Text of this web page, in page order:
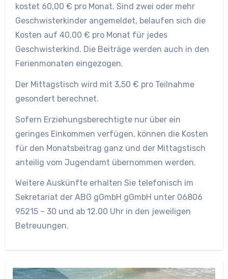
kostet 60,00 € pro Monat. Sind zwei oder mehr
Geschwisterkinder angemeldet, belaufen sich die
Kosten auf 40,00 € pro Monat für jedes
Geschwisterkind. Die Beiträge werden auch in den
Ferienmonaten eingezogen.
Der Mittagstisch wird mit 3,50 € pro Teilnahme
gesondert berechnet.
Sofern Erziehungsberechtigte nur über ein
geringes Einkommen verfügen, können die Kosten
für den Monatsbeitrag ganz und der Mittagstisch
anteilig vom Jugendamt übernommen werden.
Weitere Auskünfte erhalten Sie telefonisch im
Sekretariat der ABG gGmbH gGmbH unter 06806
95215 – 30 und ab 12.00 Uhr in den jeweiligen
Betreuungen.